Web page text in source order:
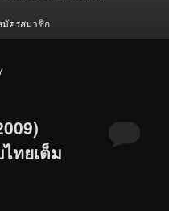
มัครสมาชิก
ทยเต็ม